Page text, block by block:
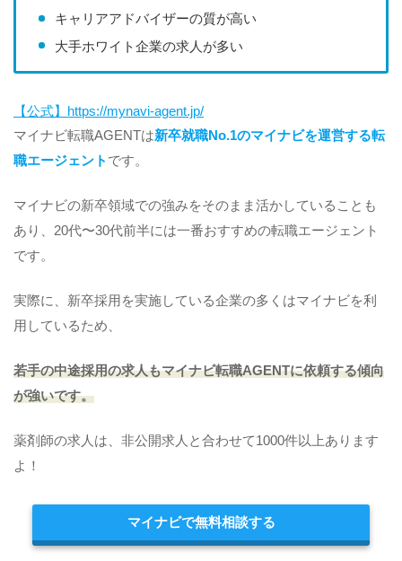
キャリアアドバイザーの質が高い
大手ホワイト企業の求人が多い
【公式】https://mynavi-agent.jp/
マイナビ転職AGENTは新卒就職No.1のマイナビを運営する転
職エージェント です。
マイナビの新卒領域での強みをそのまま活かしていることも
あり、20代〜30代前半には一番おすすめの転職エージェント
です。
実際に、新卒採用を実施している企業の多くはマイナビを利
用しているため、
若手の中途採用の求人もマイナビ転職AGENTに依頼する傾向
が強いです。
薬剤師の求人は、非公開求人と合わせて1000件以上あります
よ！
マイナビで無料相談する